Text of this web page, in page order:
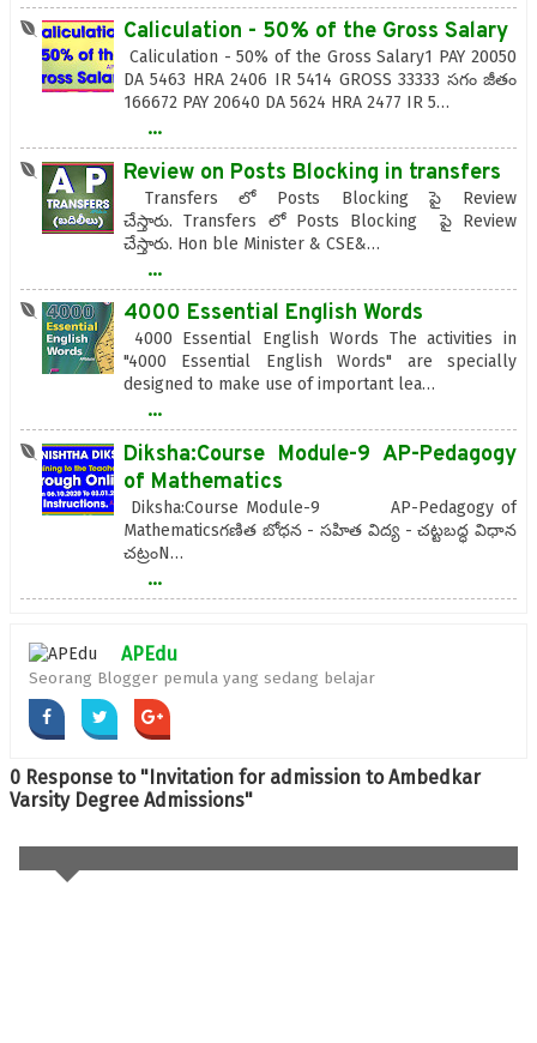
Caliculation - 50% of the Gross Salary
Caliculation - 50% of the Gross Salary1 PAY 20050
DA 5463 HRA 2406 IR 5414 GROSS 33333 సగం జీతం
166672 PAY 20640 DA 5624 HRA 2477 IR 5…
...
Review on Posts Blocking in transfers
Transfers లో Posts Blocking పై Review
చేస్తారు. Transfers లో Posts Blocking పై Review
చేస్తారు. Hon ble Minister & CSE&…
...
4000 Essential English Words
4000 Essential English Words The activities in
"4000 Essential English Words" are specially
designed to make use of important lea…
...
Diksha:Course Module-9 AP-Pedagogy
of Mathematics
Diksha:Course Module-9 AP-Pedagogy of
Mathematicsగణిత బోధన - సహిత విద్య - చట్టబద్ధ విధాన
చట్రంN…
...
APEdu
Seorang Blogger pemula yang sedang belajar
0 Response to "Invitation for admission to Ambedkar
Varsity Degree Admissions"